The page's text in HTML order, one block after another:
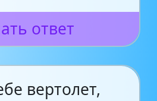
ответ
вертолет,